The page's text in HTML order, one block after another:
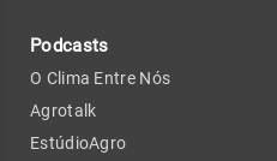
Podcasts
O Clima Entre Nós
Agrotalk
EstúdioAgro